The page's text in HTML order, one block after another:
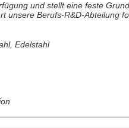
und stellt eine feste
Berufs-R&D-
Edelstahl